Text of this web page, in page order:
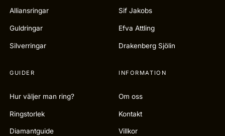
Alliansringar
Guldringar
Silverringar
Sif Jakobs
Efva Attling
Drakenberg Sjölin
GUIDER
Hur väljer man ring?
Ringstorlek
Diamantguide
INFORMATION
Om oss
Kontakt
Villkor